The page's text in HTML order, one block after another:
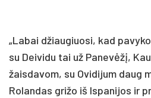
„Labai džiaugiuosi, kad
su Deividu tai už Panevėžį,
žaisdavom, su Ovidijum daug
Rolandas grižo iš Ispanijos ir